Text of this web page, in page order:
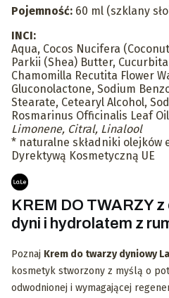
Pojemność: 60 ml (szklany
INCI:
Aqua, Cocos Nucifera
Parkii (Shea) Butter,
Chamomilla Recutita Flower
Gluconolactone, Sodium
Stearate, Cetearyl Alcohol,
Rosmarinus Officinalis Leaf
Limonene, Citral, Linalool
* naturalne składniki olejków
Dyrektywą Kosmetyczną UE
KREM DO TWARZY
dyni i hydrolatem z
Poznaj Krem do twarzy dyniowy
kosmetyk stworzony z myślą o
odwodnionej i wymagającej